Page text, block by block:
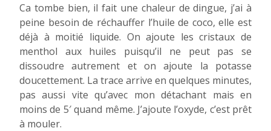
Ca tombe bien, il fait une chaleur de dingue, j’ai à
peine besoin de réchauffer l’huile de coco, elle est
déjà à moitié liquide. On ajoute les cristaux de
menthol aux huiles puisqu’il ne peut pas se
dissoudre autrement et on ajoute la potasse
doucettement. La trace arrive en quelques minutes,
pas aussi vite qu’avec mon détachant mais en
moins de 5′ quand même. J’ajoute l’oxyde, c’est prêt
à mouler.